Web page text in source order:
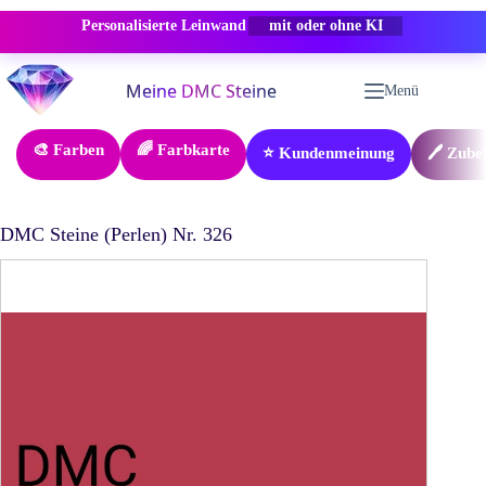
Personalisierte Leinwand -50% RABATT
Zum
Inhalt
springen
Menü
🎨 Farben 🌈 Farbkarte ⭐ Kundenmeinung 🖊️
DMC Steine (Perlen) Nr. 326